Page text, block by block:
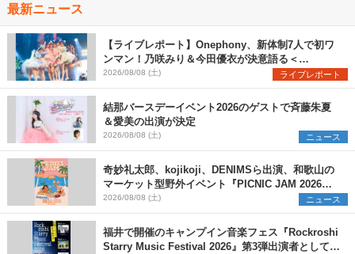
最新ニュース
【ライブレポート】Onephony、新体制7人で初ワ
ンマン！乃咲みり＆今田優衣が決意語る＜
Onephony新体制1st Oneman Live はじまりの夏
＞
2026/08/08 (土) ライブレポート
結那バースデーイベント2026のゲストで斉藤朱夏
＆愛美の出演が決定
2026/08/08 (土) ニュース
奇妙礼太郎、kojikoji、DENIMSら出演、和歌山の
マーケット型野外イベント『PICNIC JAM 2026』
早割チケット発売開始
2026/08/08 (土) ニュース
福井で開催のキャンプイン音楽フェス『Rockroshi
Starry Music Festival 2026』第3弾出演者として